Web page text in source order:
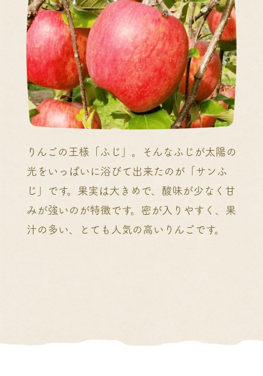
りんごの王様「ふじ」。そんなふじが太陽の
光をいっぱいに浴びて出来たのが「サンふ
じ」です。果実は大きめで、酸味が少なく甘
みが強いのが特徴です。密が入りやすく、果
汁の多い、とても人気の高いりんごです。